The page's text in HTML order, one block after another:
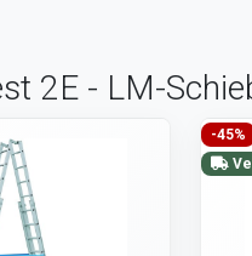
2E - LM-
-45%